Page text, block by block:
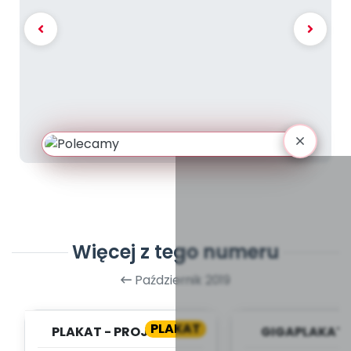
Więcej z tego numeru
Październik 2019
PLAKAT
PLAKAT - PROJEKTY -
GIGAPLAKAT